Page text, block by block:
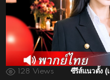
128 Views ซีรีส์แนวตั้ง (